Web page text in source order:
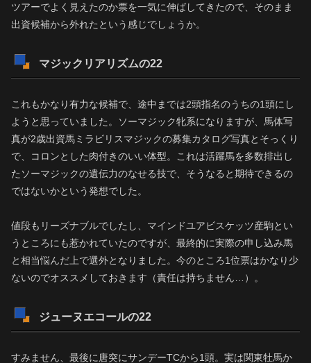
ツアーでよく見えたのか票を一気に伸ばしてきたので、そのまま
出資候補から外れたという感じでしょうか。
マジックリアリズムの22
これもかなり有力な候補で、途中までは2頭指名のうちの1頭にし
ようと思っていました。ソーマジック牝系になりますが、馬体写
真が2歳出資馬ミラビリスマジックの募集カタログ写真とそっくり
で、コロンとした肉付きのいい体型。これは活躍馬を多数排出し
たソーマジックの遺伝力のなせる技で、そうなると期待できるの
ではないかという発想でした。
値段もリーズナブルでしたし、マインドユアビスケッツ産駒とい
うところにも惹かれていたのですが、最終的に実際の申し込み馬
と相当悩んだ上で選外となりました。今のところ1位票はかなり少
ないのでオススメしておきます（責任は持ちません…）。
ジューヌエコールの22
すみません、最後に唐突にサンデーTCから1頭。実は関東牡馬か